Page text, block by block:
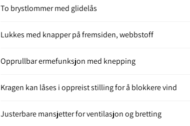
To brystlommer med glidelås
Lukkes med knapper på fremsiden, webbstoff
Opprullbar ermefunksjon med knepping
Kragen kan låses i oppreist stilling for å blokkere vind
Justerbare mansjetter for ventilasjon og bretting